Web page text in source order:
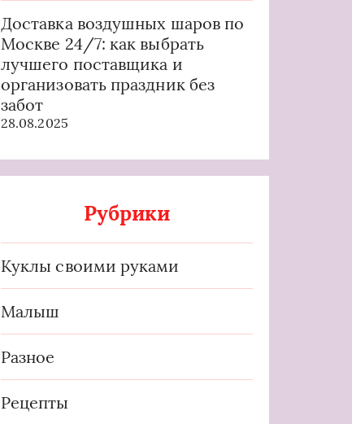
Доставка воздушных шаров по
Москве 24/7: как выбрать
лучшего поставщика и
организовать праздник без
забот
28.08.2025
Рубрики
Куклы своими руками
Малыш
Разное
Рецепты